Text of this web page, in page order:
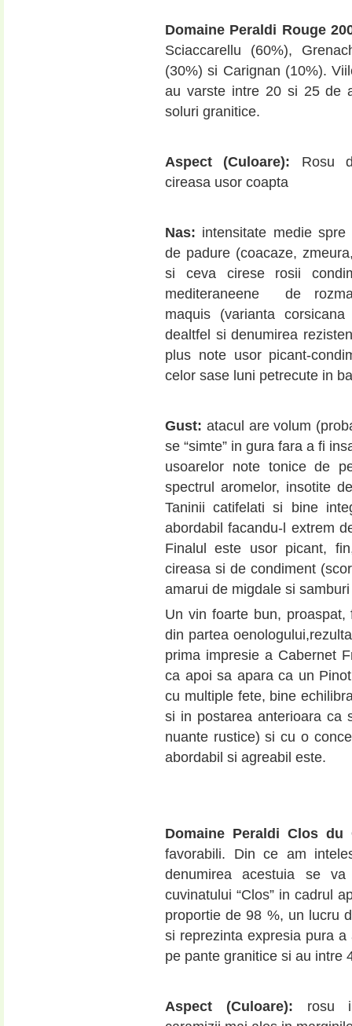
Domaine Peraldi Rouge
Sciaccarellu (60%),
(30%) si Carignan (10%).
au varste intre 20 si 25 de
soluri granitice.
Aspect (Culoare): Rosu
cireasa usor coapta
Nas: intensitate medie
de padure (coacaze,
si ceva cirese rosii
mediteraneene de
maquis (varianta
dealtfel si denumirea
plus note usor picant-
celor sase luni petrecute in
Gust: atacul are volum
se “simte” in gura fara a fi
usoarelor note tonice de
spectrul aromelor, insotite
Taninii catifelati si bine
abordabil facandu-l extrem
Finalul este usor picant,
cireasa si de condiment
amarui de migdale si
Un vin foarte bun, proaspat,
din partea
prima impresie a Cabernet
ca apoi sa apara ca un
cu multiple fete, bine
si in postarea anterioara ca
nuante rustice) si cu o
abordabil si agreabil este.
Domaine Peraldi Clos
favorabili. Din ce am
denumirea acestuia se va
cuvinatului “Clos” in cadrul
proportie de 98 %, un lucru
si reprezinta expresia pura
pe pante granitice si au intre
Aspect (Culoare): rosu